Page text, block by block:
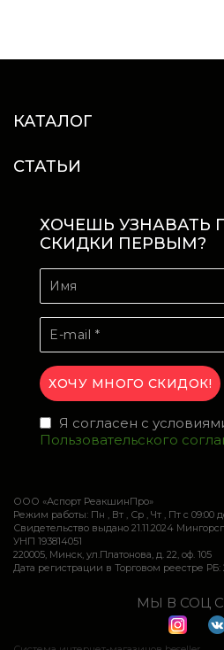
КАТАЛОГ
СТАТЬИ
ХОЧЕШЬ УЗНАВАТЬ
СКИДКИ ПЕРВЫМ?
Я согласен с
Пользовательского
ООО «Аспорт РеакшинПро»
Режим работы: Пн , Вт , Ср , Чт , Пт c 09:00
Свидетельство выдано 21.11.2024
УНП 193814051
220005, Минск, ул.Платонова, д. 22, оф. 105
Дата регистрации в Торговом реестре РБ:
МЫ В СОЦ